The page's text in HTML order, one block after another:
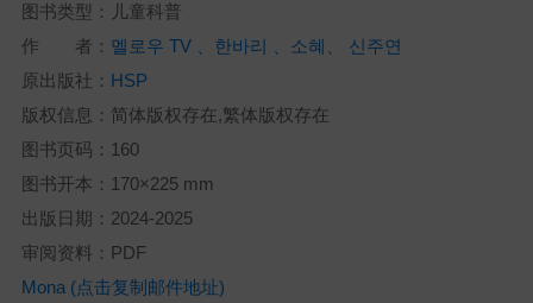
图书类型：儿童科普
作 者： 멜로우 TV 、한바리 、소혜、 신주연
原出版社： HSP
版权信息：简体版权存在,繁体版权存在
图书页码：160
图书开本：170×225 mm
出版日期：2024-2025
审阅资料：PDF
Mona (点击复制邮件地址)